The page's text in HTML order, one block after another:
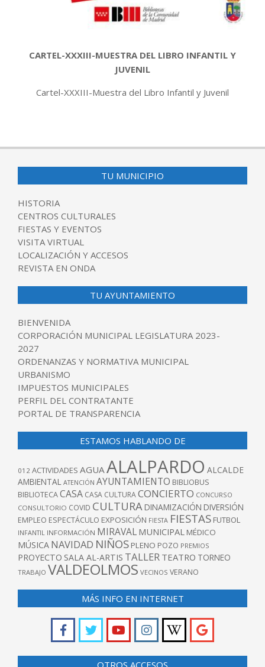
CARTEL-XXXIII-MUESTRA DEL LIBRO INFANTIL Y
JUVENIL
Cartel-XXXIII-Muestra del Libro Infantil y Juvenil
TU MUNICIPIO
HISTORIA
CENTROS CULTURALES
FIESTAS Y EVENTOS
VISITA VIRTUAL
LOCALIZACIÓN Y ACCESOS
REVISTA EN ONDA
TU AYUNTAMIENTO
BIENVENIDA
CORPORACIÓN MUNICIPAL LEGISLATURA 2023-
2027
ORDENANZAS Y NORMATIVA MUNICIPAL
URBANISMO
IMPUESTOS MUNICIPALES
PERFIL DEL CONTRATANTE
PORTAL DE TRANSPARENCIA
ESTAMOS HABLANDO DE
012 ACTIVIDADES AGUA ALALPARDO ALCALDE
AMBIENTAL ATENCIÓN AYUNTAMIENTO BIBLIOBUS
BIBLIOTECACASA CASA CULTURACONCIERTO CONCURSO
CONSULTORIO COVID CULTURA DINAMIZACIÓN DIVERSIÓN
EMPLEO ESPECTÁCULO EXPOSICIÓN FIESTA FIESTAS FUTBOL
INFANTIL INFORMACIÓN MIRAVAL MUNICIPAL MÉDICO
MÚSICA NAVIDAD NIÑOS PLENO POZO PREMIOS
PROYECTO SALA AL-ARTIS TALLER TEATRO TORNEO
TRABAJO VALDEOLMOS VECINOS VERANO
MÁS INFO EN INTERNET
OTROS ACCESOS